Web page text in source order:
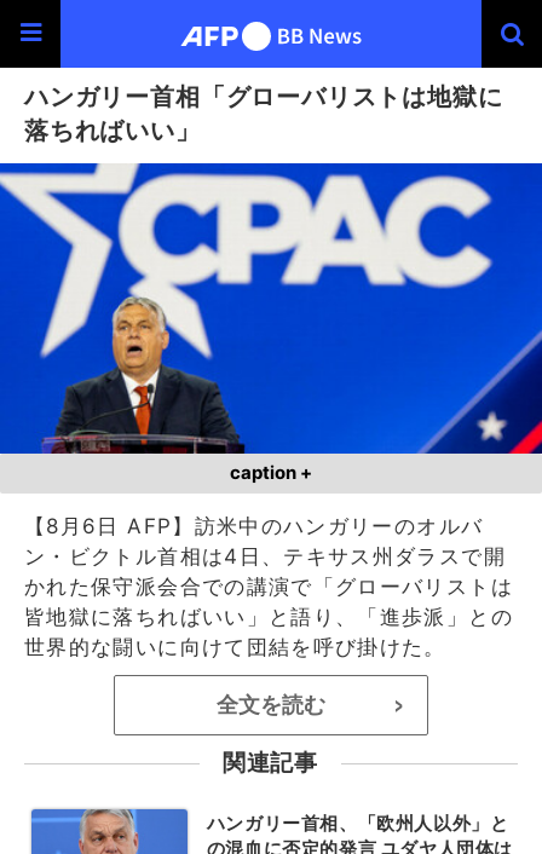
ハンガリー首相「グローバリストは地獄に
落ちればいい」
caption +
【8月6日 AFP】訪米中のハンガリーのオルバ
ン・ビクトル首相は4日、テキサス州ダラスで開
かれた保守派会合での講演で「グローバリストは
皆地獄に落ちればいい」と語り、「進歩派」との
世界的な闘いに向けて団結を呼び掛けた。
全文を読む >
関連記事
ハンガリー首相、「欧州人以外」と
の混血に否定的発言 ユダヤ人団体は